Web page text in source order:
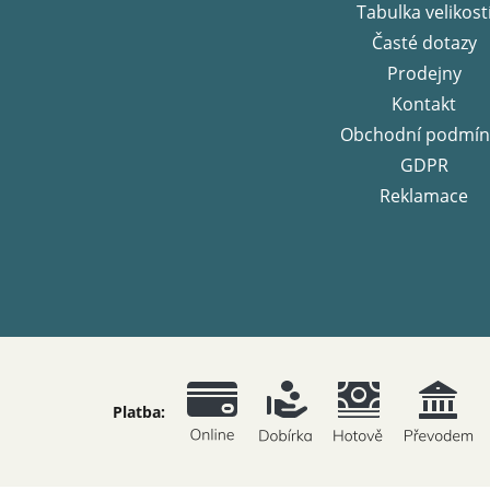
Tabulka
Časté dotazy
Prodejny
Kontakt
Obchodní
GDPR
Reklamace
Platba: